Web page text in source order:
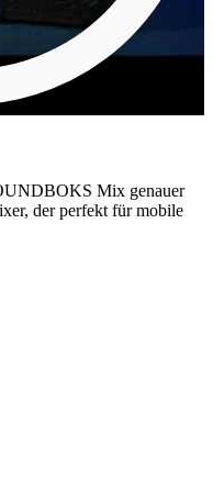
Mix genauer
der perfekt für mobile